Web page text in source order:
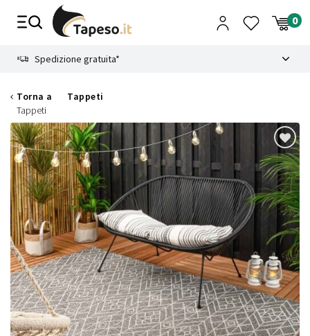
Spedizione gratuita*
Torna a
Tappeti
Tappeti